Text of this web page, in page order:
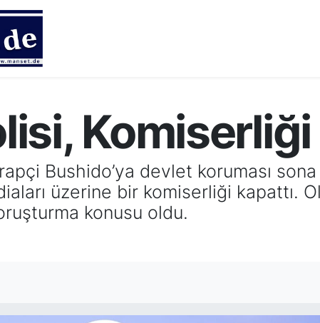
Komiserliği
Bushido’ya devlet koruması
üzerine bir komiserliği kapattı.
konusu oldu.